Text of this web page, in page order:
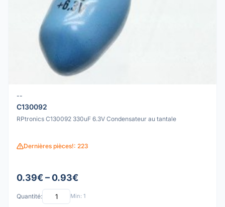
--
C130092
RPtronics C130092 330uF 6.3V Condensateur au tantale
Dernières pièces!: 223
0.39€ – 0.93€
Quantité: Min: 1